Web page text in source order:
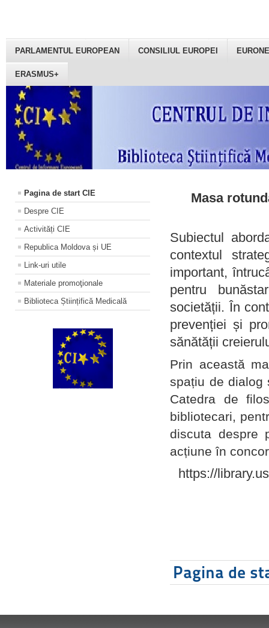
PARLAMENTUL EUROPEAN CONSILIUL EUROPEI
ERASMUS+
Pagina de start CIE
Despre CIE
Activități CIE
Republica Moldova și UE
Link-uri utile
Materiale promoţionale
Biblioteca Științifică Medicală
Masa
Subiectul
contextul
important,
pentru
societății. În
prevenției și
sănătății
Prin această
spațiu de dialog
Catedra de
bibliotecari,
discuta despre
acțiune în
https://
Pagina de